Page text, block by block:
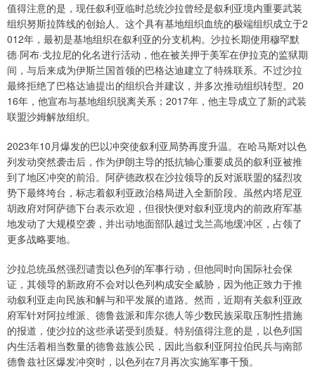
值得注意的是，现任叙利亚临时总统沙拉曾经是叙利亚境内重要武装
组织努斯拉阵线的创始人。这个具有基地组织血统的极端组织成立于2
012年，最初是基地组织在叙利亚的分支机构。沙拉长期使用穆罕默
德·阿布·戈拉尼的化名进行活动，他在被关押于美军在伊拉克的监狱期
间，与后来成为伊斯兰国首领的巴格达迪建立了特殊联系。不过沙拉
最终拒绝了巴格达迪提出的组织合并建议，并多次推动组织转型。20
16年，他宣布与基地组织脱离关系；2017年，他主导成立了新的武装
联盟沙姆解放组织。
2023年10月爆发的巴以冲突使叙利亚局势再度升温。在哈马斯对以色
列发动突然袭击后，作为伊朗主导的抵抗轴心重要成员的叙利亚被推
到了地区冲突的前沿。阿萨德政权在沙拉领导的反对派联盟的猛烈攻
势下最终垮台，标志着叙利亚政治格局进入全新阶段。虽然内塔尼亚
胡政府对阿萨德下台表示欢迎，但很快便对叙利亚境内的前政府军基
地发动了大规模空袭，并出动地面部队越过戈兰高地缓冲区，占领了
更多战略要地。
沙拉总统虽然强烈谴责以色列的军事行动，但他同时向国际社会保
证，其领导的新政府不会对以色列构成安全威胁，因为他正致力于推
动叙利亚走向民族和解与和平发展的道路。然而，近期有关叙利亚政
府军针对阿拉维派、德鲁兹派和库尔德人等少数民族采取压制性措施
的报道，使沙拉的这些承诺受到质疑。特别值得注意的是，以色列国
内生活着相当数量的德鲁兹族公民，因此当叙利亚阿拉伯民兵与南部
德鲁兹社区爆发冲突时，以色列在7月再次实施军事干预。